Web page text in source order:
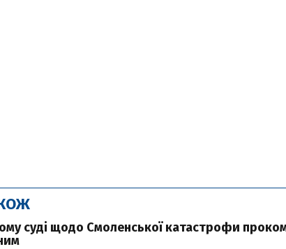
суді щодо Смоленської катастрофи